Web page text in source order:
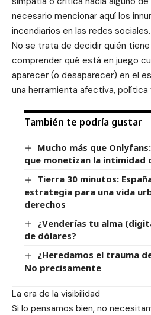
necesario mencionar aquí los
incendiarios en las redes sociales.
No se trata de decidir quién tiene
comprender qué está en juego
aparecer (o desaparecer) en el
una herramienta afectiva, política
También te podría gustar
Mucho más que
que monetizan la intimidad
Tierra 30 minutos:
estrategia para una vida
derechos
¿Venderías tu alma
de dólares?
¿Heredamos el trauma
No precisamente
La era de la visibilidad
Si lo pensamos bien, no